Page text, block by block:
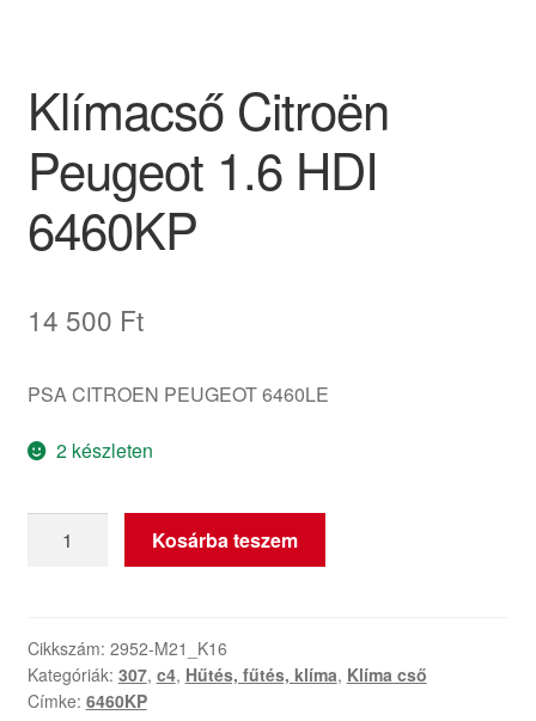
Szállítás világszerte
Szekér
Klímacső Citroën
Peugeot 1.6 HDI
6460KP
14 500 Ft
PSA CITROEN PEUGEOT 6460LE
2 készleten
Citroën
HDI
6460KP
mennyiség
Kosárba teszem
Cikkszám: 2952-M21_K16
Kategóriák: 307, c4, Hűtés, fűtés, klíma, Klíma cső
Címke: 6460KP